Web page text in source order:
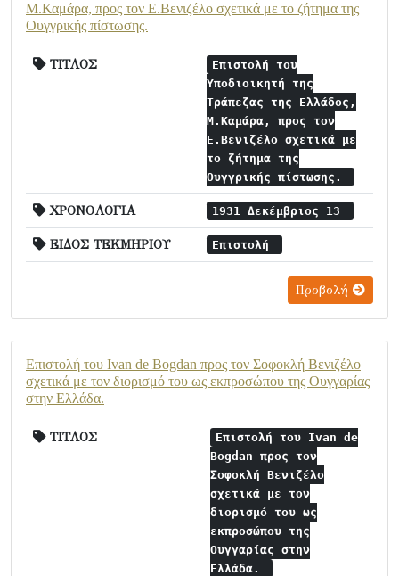
Μ.Καμάρα, προς τον Ε.Βενιζέλο σχετικά με το ζήτημα της
Ουγγρικής πίστωσης.
ΤΙΤΛΟΣ
Επιστολή του
Υποδιοικητή της
Τράπεζας της Ελλάδος,
Μ.Καμάρα, προς τον
Ε.Βενιζέλο σχετικά με
το ζήτημα της
Ουγγρικής πίστωσης.
ΧΡΟΝΟΛΟΓΙΑ 1931 Δεκέμβριος 13
ΕΙΔΟΣ ΤΕΚΜΗΡΙΟΥ Επιστολή
Προβολή
Επιστολή του Ivan de Bogdan προς τον Σοφοκλή Βενιζέλο
σχετικά με τον διορισμό του ως εκπροσώπου της Ουγγαρίας
στην Ελλάδα.
ΤΙΤΛΟΣ
Επιστολή του Ivan de
Bogdan προς τον
Σοφοκλή Βενιζέλο
σχετικά με τον
διορισμό του ως
εκπροσώπου της
Ουγγαρίας στην
Ελλάδα.